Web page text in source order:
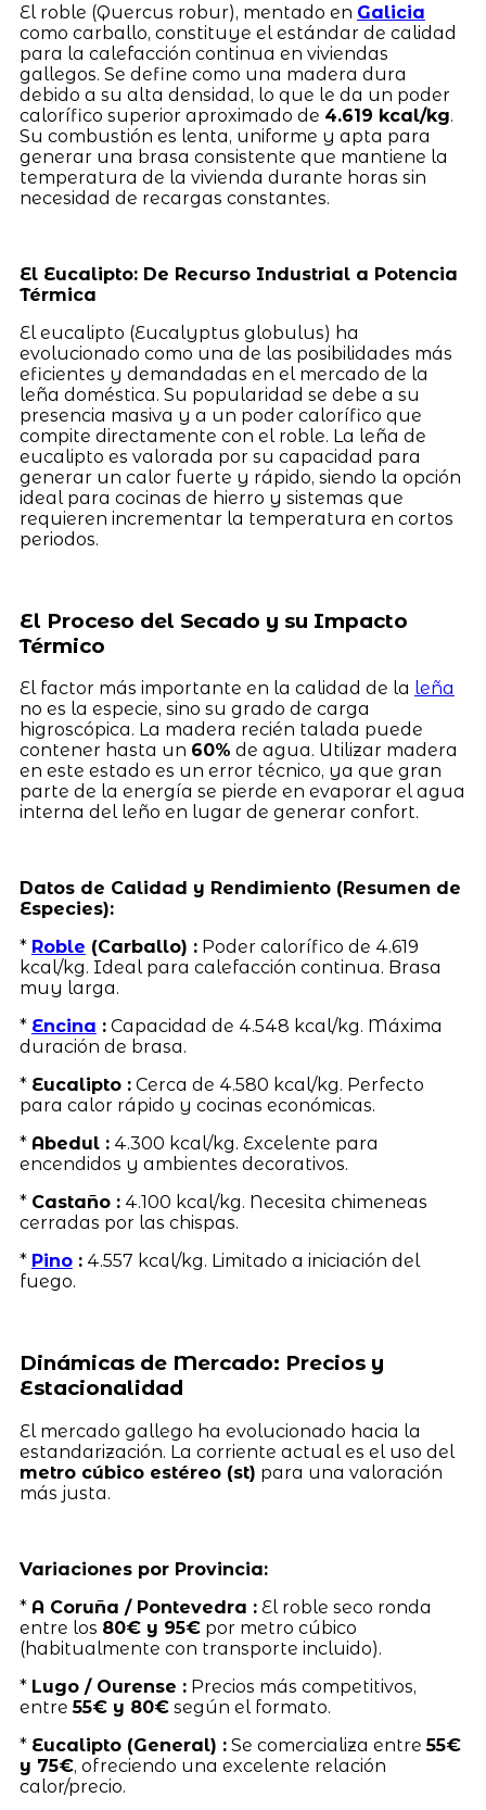
El roble (Quercus robur), mentado en Galicia
como carballo, constituye el estándar de calidad
para la calefacción continua en viviendas
gallegos. Se define como una madera dura
debido a su alta densidad, lo que le da un poder
calorífico superior aproximado de 4.619 kcal/kg.
Su combustión es lenta, uniforme y apta para
generar una brasa consistente que mantiene la
temperatura de la vivienda durante horas sin
necesidad de recargas constantes.
El Eucalipto: De Recurso Industrial a Potencia
Térmica
El eucalipto (Eucalyptus globulus) ha
evolucionado como una de las posibilidades más
eficientes y demandadas en el mercado de la
leña doméstica. Su popularidad se debe a su
presencia masiva y a un poder calorífico que
compite directamente con el roble. La leña de
eucalipto es valorada por su capacidad para
generar un calor fuerte y rápido, siendo la opción
ideal para cocinas de hierro y sistemas que
requieren incrementar la temperatura en cortos
periodos.
El Proceso del Secado y su Impacto
Térmico
El factor más importante en la calidad de la leña
no es la especie, sino su grado de carga
higroscópica. La madera recién talada puede
contener hasta un 60% de agua. Utilizar madera
en este estado es un error técnico, ya que gran
parte de la energía se pierde en evaporar el agua
interna del leño en lugar de generar confort.
Datos de Calidad y Rendimiento (Resumen de
Especies):
* Roble (Carballo) :Poder calorífico de 4.619
kcal/kg. Ideal para calefacción continua. Brasa
muy larga.
* Encina :Capacidad de 4.548 kcal/kg. Máxima
duración de brasa.
* Eucalipto :Cerca de 4.580 kcal/kg. Perfecto
para calor rápido y cocinas económicas.
* Abedul :4.300 kcal/kg. Excelente para
encendidos y ambientes decorativos.
* Castaño :4.100 kcal/kg. Necesita chimeneas
cerradas por las chispas.
* Pino:4.557 kcal/kg. Limitado a iniciación del
fuego.
Dinámicas de Mercado: Precios y
Estacionalidad
El mercado gallego ha evolucionado hacia la
estandarización. La corriente actual es el uso del
metro cúbico estéreo (st) para una valoración
más justa.
Variaciones por Provincia:
* A Coruña / Pontevedra :El roble seco ronda
entre los 80€ y 95€por metro cúbico
(habitualmente con transporte incluido).
* Lugo / Ourense :Precios más competitivos,
entre55€ y 80€según el formato.
* Eucalipto (General) :Se comercializa entre55€
y 75€, ofreciendo una excelente relación
calor/precio.